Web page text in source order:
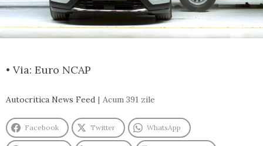
• Via: Euro NCAP
Autocritica News Feed Acum 391 zile
Facebook Twitter WhatsApp